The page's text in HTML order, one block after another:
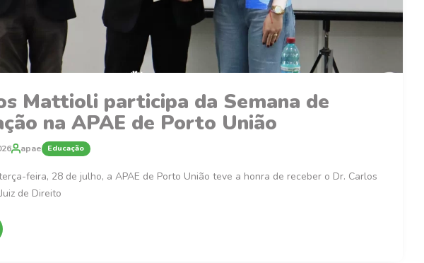
Mattioli participa da Semana de
na APAE de Porto União
apae Educação
feira, 28 de julho, a APAE de Porto União teve a honra de receber o Dr. Carlos
de Direito